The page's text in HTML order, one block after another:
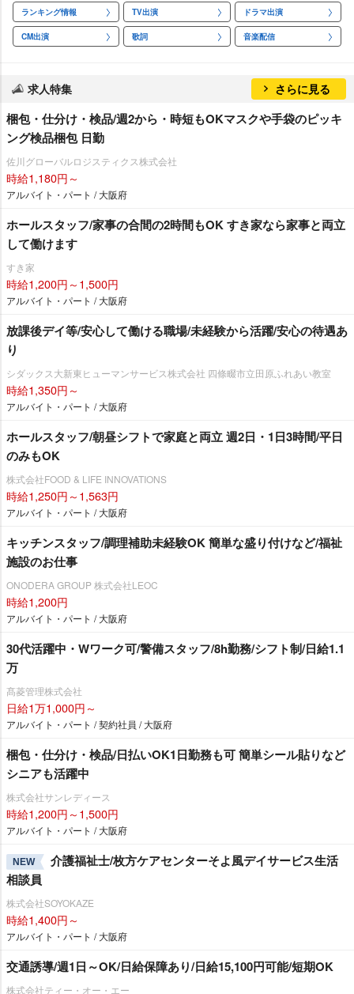
ランキング情報 TV出演 ドラマ出演
CM出演 歌詞 音楽配信
求人特集 さらに見る
梱包・仕分け・検品/週2から・時短もOKマスクや手袋のピッキ
ング検品梱包 日勤
佐川グローバルロジスティクス株式会社
時給1,180円～
アルバイト・パート / 大阪府
ホールスタッフ/家事の合間の2時間もOK すき家なら家事と両立
して働けます
すき家
時給1,200円～1,500円
アルバイト・パート / 大阪府
放課後デイ等/安心して働ける職場/未経験から活躍/安心の待遇あ
り
シダックス大新東ヒューマンサービス株式会社 四條畷市立田原ふれあい教室
時給1,350円～
アルバイト・パート / 大阪府
ホールスタッフ/朝昼シフトで家庭と両立 週2日・1日3時間/平日
のみもOK
株式会社FOOD & LIFE INNOVATIONS
時給1,250円～1,563円
アルバイト・パート / 大阪府
キッチンスタッフ/調理補助未経験OK 簡単な盛り付けなど/福祉
施設のお仕事
ONODERA GROUP 株式会社LEOC
時給1,200円
アルバイト・パート / 大阪府
30代活躍中・Wワーク可/警備スタッフ/8h勤務/シフト制/日給1.1
万
髙菱管理株式会社
日給1万1,000円～
アルバイト・パート / 契約社員 / 大阪府
梱包・仕分け・検品/日払いOK1日勤務も可 簡単シール貼りなど
シニアも活躍中
株式会社サンレディース
時給1,200円～1,500円
アルバイト・パート / 大阪府
NEW
介護福祉士/枚方ケアセンターそよ風デイサービス生活
相談員
株式会社SOYOKAZE
時給1,400円～
アルバイト・パート / 大阪府
交通誘導/週1日～OK/日給保障あり/日給15,100円可能/短期OK
株式会社ティー・オー・エー